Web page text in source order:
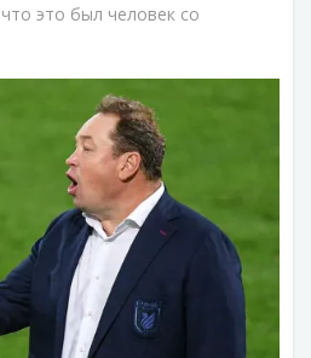
это был человек со